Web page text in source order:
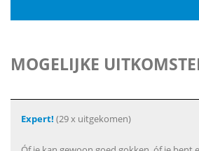
MOGELIJKE
Expert! (29 x uitgekomen)